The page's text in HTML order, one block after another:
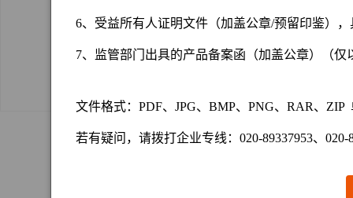
上一步
6、受益所有人证明文件（加盖公章/预留印鉴）
7、监管部门出具的产品备案函（加盖公章）（
文件格式：PDF、JPG、BMP、PNG、RAR、
若有疑问，请拨打企业专线：020-89337953、020-